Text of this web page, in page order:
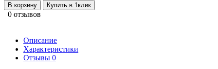
В корзину Купить в 1клик
0 отзывов
Описание
Характеристики
Отзывы 0